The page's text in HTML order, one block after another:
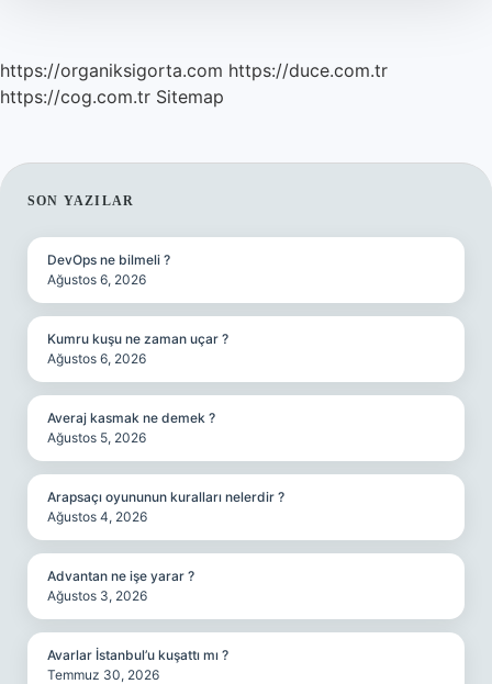
https://organiksigorta.com https://duce.com.tr
https://cog.com.tr Sitemap
SIDEBAR
SON YAZILAR
DevOps ne bilmeli ?
Ağustos 6, 2026
Kumru kuşu ne zaman uçar ?
Ağustos 6, 2026
Averaj kasmak ne demek ?
Ağustos 5, 2026
Arapsaçı oyununun kuralları nelerdir ?
Ağustos 4, 2026
Advantan ne işe yarar ?
Ağustos 3, 2026
Avarlar İstanbul’u kuşattı mı ?
Temmuz 30, 2026